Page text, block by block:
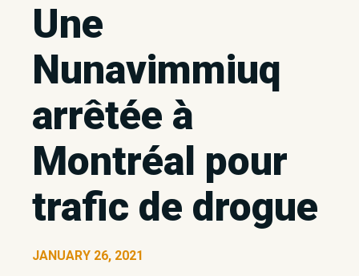
Une
Nunavimmiuq
arrêtée à
Montréal pour
trafic de drogue
JANUARY 26, 2021